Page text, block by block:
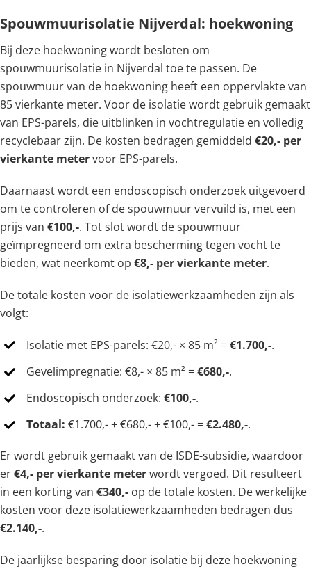
Spouwmuurisolatie Nijverdal: hoekwoning
Bij deze hoekwoning wordt besloten om
spouwmuurisolatie in Nijverdal toe te passen. De
spouwmuur van de hoekwoning heeft een oppervlakte van
85 vierkante meter. Voor de isolatie wordt gebruik gemaakt
van EPS-parels, die uitblinken in vochtregulatie en volledig
recyclebaar zijn. De kosten bedragen gemiddeld €20,- per
vierkante metervoor EPS-parels.
Daarnaast wordt een endoscopisch onderzoek uitgevoerd
om te controleren of de spouwmuur vervuild is, met een
prijs van €100,-. Tot slot wordt de spouwmuur
geïmpregneerd om extra bescherming tegen vocht te
bieden, wat neerkomt op €8,- per vierkante meter.
De totale kosten voor de isolatiewerkzaamheden zijn als
volgt:
Isolatie met EPS-parels: €20,- × 85 m² =€1.700,-.
Gevelimpregnatie: €8,- × 85 m² =€680,-.
Endoscopisch onderzoek:€100,-.
Totaal: €1.700,- + €680,- + €100,- =€2.480,-.
Er wordt gebruik gemaakt van de ISDE-subsidie, waardoor
er€4,- per vierkante meterwordt vergoed. Dit resulteert
in een korting van €340,- op de totale kosten. De werkelijke
kosten voor deze isolatiewerkzaamheden bedragen dus
€2.140,-.
De jaarlijkse besparing door isolatie bij deze hoekwoning